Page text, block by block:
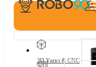
3D Yazıcı & CNC